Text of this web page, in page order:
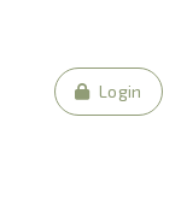
Login